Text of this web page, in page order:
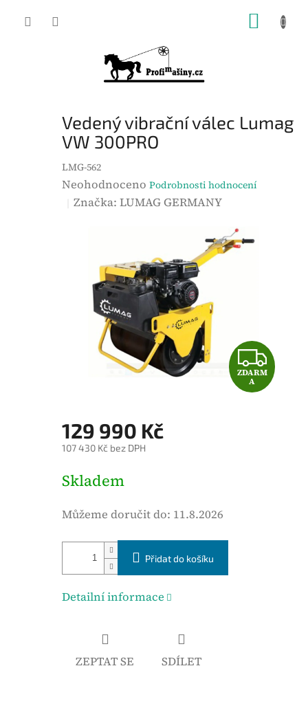
Vedený vibrační válec Lumag
VW 300PRO
LMG-562
P
n
p
o
d
k
t
Neohodnoceno Podrobnosti hodnocení
Značka:LUMAG GERMANY
Z
D
ZDARM
A
129 990 Kč
107 430 Kč bez DPH
ě
á
e
n
Skladem
Můžeme doručit do: 11.8.2026
Přidat do košíku
Detailní informace
ZEPTAT SE SDÍLET